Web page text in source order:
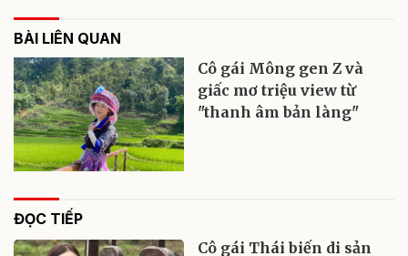
BÀI LIÊN QUAN
Cô gái Mông gen Z và
giấc mơ triệu view từ
"thanh âm bản làng"
ĐỌC TIẾP
Cô gái Thái biến di sản